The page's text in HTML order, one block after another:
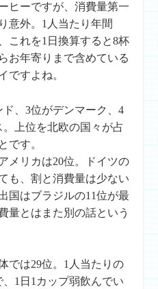
ヒーですが、消費量第一
意外。1人当たり年間
これを1日換算すると8杯
お年寄りまで含めている
ですよね。
、3位がデンマーク、4
上位を北欧の国々が占
です。
メリカは20位。ドイツの
も、割と消費量は少ない
国はブラジルの11位が最
量とはまた別の話という
では29位。1人当たりの
1日1カップ弱飲んでい